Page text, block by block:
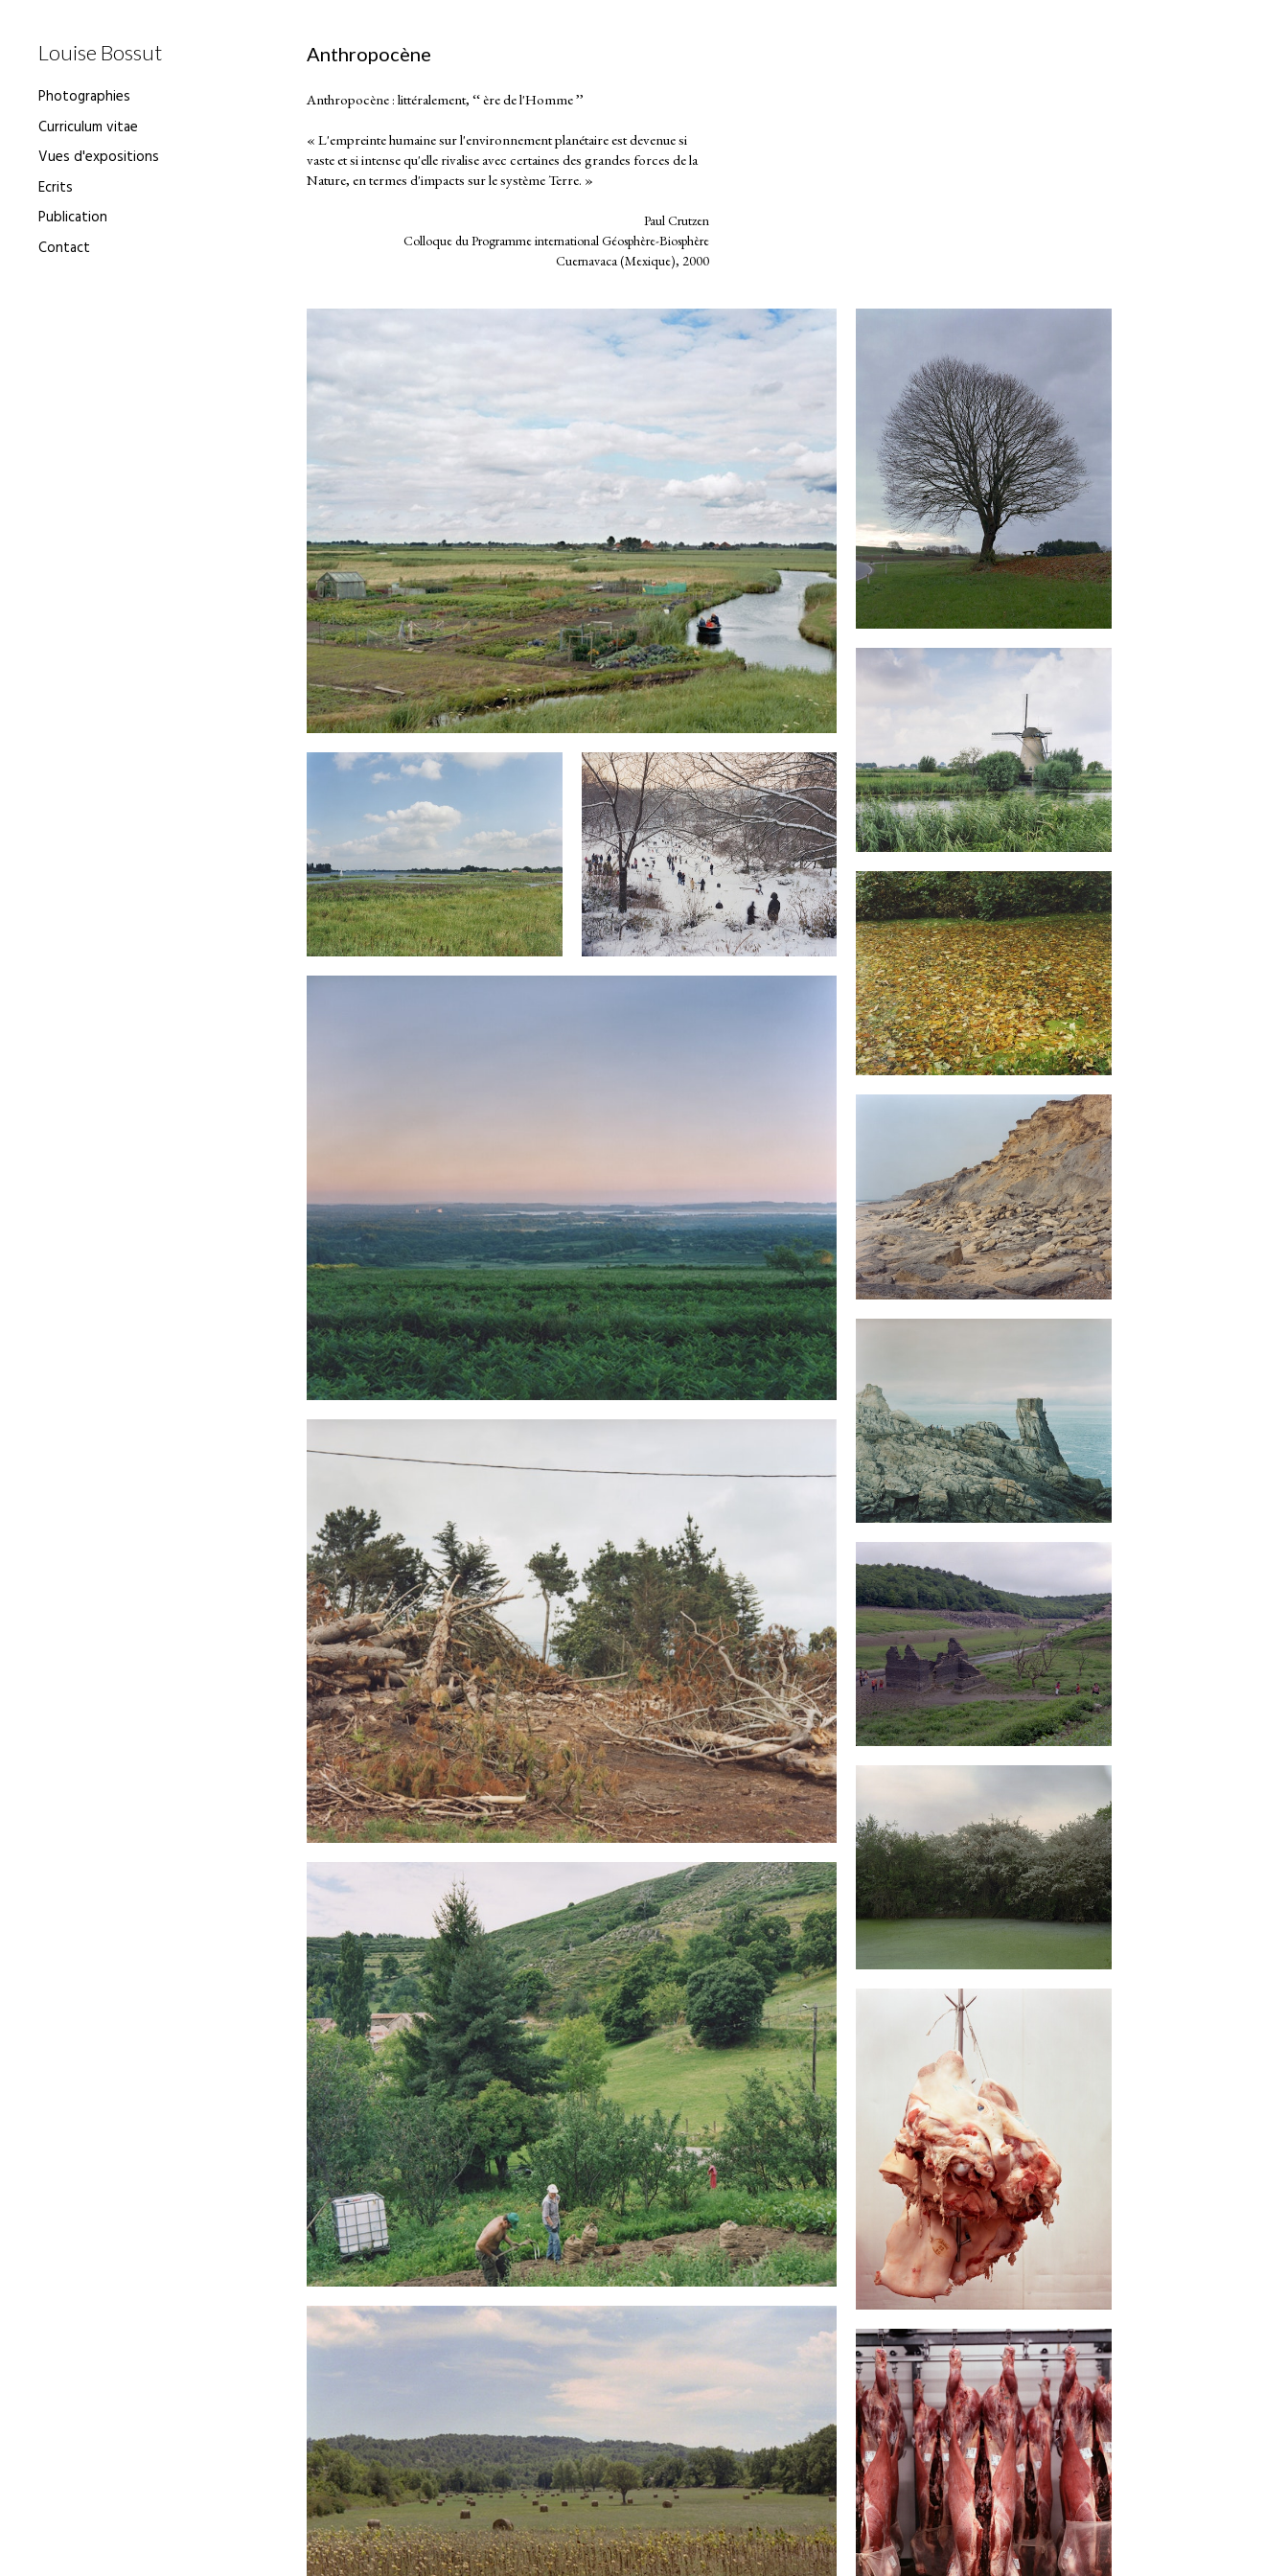
Louise Bossut
Photographies
Curriculum vitae
Vues d'expositions
Ecrits
Publication
Contact
Anthropocène
Anthropocène : littéralement, ‘‘ ère de l'Homme ’’
« L'empreinte humaine sur l'environnement planétaire est devenue si
vaste et si intense qu'elle rivalise avec certaines des grandes forces de la
Nature, en termes d'impacts sur le système Terre. »
Paul Crutzen
Colloque du Programme international Géosphère-Biosphère
Cuernavaca (Mexique), 2000